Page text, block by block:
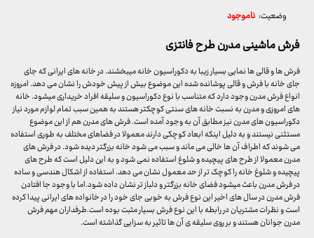
وضعیت: ناموجود
فرش ماشینی مدرن طرح فانتزی
فرش ها و قالی ها نمایی بسیار زیبا به دکوراسیون خانه میبخشند. در خانه های ایرانی که جای
جای خانه با فرش و قالی پوشانده شده این موضوع بیش از پیش خودش را نشان می دهد. امروزه
انواع فرش مدرن وجود دارد که متناسب با نوع دکوراسیون و سلیقه افراد خریداری میشود. خانه
های امروزی و مدرن به نسبت خانه های سنتی کوچکتر هستند به همین سبب تمام لوازم مورد نیاز
دکوراسیون های مدرن نیز مطابق آن به وجود آمده است. فرش های مدرن هم از این موضوع
مستثنی نیستند و به دلیل اینکه ابعاد کوچکی دارند معمولا در فضاهای مختلف به طوری استفاده
می شوند که اطراف آن ها خالی می ماند و سبب می شود خانه بزرگتر دیده شود. در فرش های
مدرن معمولا از طرح های پیچیده و شلوغ استفاده نمی شود و به این دلیل است که طرح های
پیچیده و شلوغ خانه را کوچک تر از حد معمول نشان می دهد. استفاده از اشکال هندسی و ساده
در فرش مدرن باعث میشود فضای خانه بزرگتر و دلباز تر نشان داده شود.اما با وجود جا افتادن
فرش مدرن در سال های اخیر این نوع فرش به خوبی جای خود را در خانواده های ایرانی پیدا کرده
است و نظرات مشتریان در رابطه با این نوع فرش بسیار مثبت بوده است.طرفداران مهم فرش
مدرن جوانان هستند و بر روی سلیقه ی آن ها تاثیر به سزایی گذاشته است.